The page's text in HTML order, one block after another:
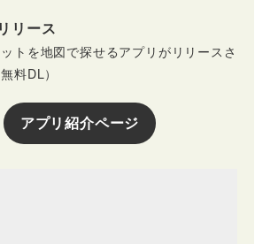
リース
トを地図で探せるアプリがリリースさ
料DL）
アプリ紹介ページ